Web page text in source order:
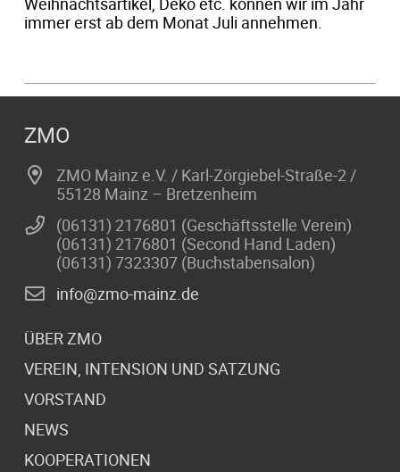
immer erst ab dem Monat Juli annehmen.
ZMO
ZMO Mainz e.V. / Karl-Zörgiebel-Straße-2 /
55128 Mainz – Bretzenheim
(06131) 2176801 (Geschäftsstelle Verein)
(06131) 2176801 (Second Hand Laden)
(06131) 7323307 (Buchstabensalon)
info@zmo-mainz.de
ÜBER ZMO
VEREIN, INTENSION UND SATZUNG
VORSTAND
NEWS
KOOPERATIONEN